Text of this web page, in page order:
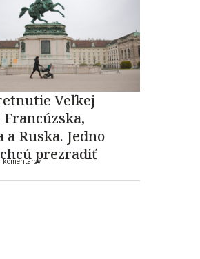
Veľkej
a Ruska. Jedno
prezradiť
komentárov